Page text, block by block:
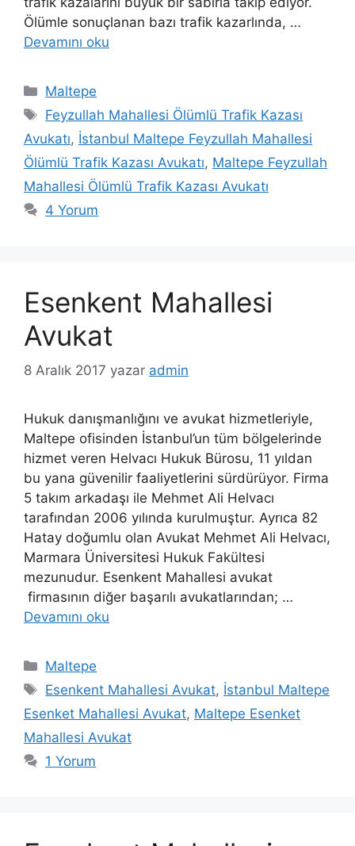
Ölümle sonuçlanan bazı trafik kazarlında, …
Devamını oku
Kategoriler
Maltepe
Etiketler
Feyzullah Mahallesi Ölümlü Trafik Kazası
Avukatı, İstanbul Maltepe Feyzullah Mahallesi
Ölümlü Trafik Kazası Avukatı, Maltepe Feyzullah
Mahallesi Ölümlü Trafik Kazası Avukatı
4 Yorum
Esenkent Mahallesi
Avukat
8 Aralık 2017 yazar admin
Hukuk danışmanlığını ve avukat hizmetleriyle,
Maltepe ofisinden İstanbul’un tüm bölgelerinde
hizmet veren Helvacı Hukuk Bürosu, 11 yıldan
bu yana güvenilir faaliyetlerini sürdürüyor. Firma
5 takım arkadaşı ile Mehmet Ali Helvacı
tarafından 2006 yılında kurulmuştur. Ayrıca 82
Hatay doğumlu olan Avukat Mehmet Ali Helvacı,
Marmara Üniversitesi Hukuk Fakültesi
mezunudur. Esenkent Mahallesi avukat
firmasının diğer başarılı avukatlarından; …
Devamını oku
Kategoriler
Maltepe
Etiketler
Esenkent Mahallesi Avukat, İstanbul Maltepe
Esenket Mahallesi Avukat, Maltepe Esenket
Mahallesi Avukat
1 Yorum